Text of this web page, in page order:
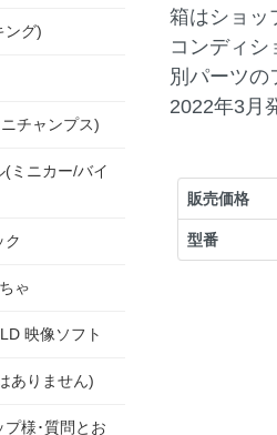
箱はショッ
コンディシ
別パーツの
2022年3月
販売価格
型番
ング)
チャンプス)
(ミニカー/バイ
ク
ゃ
映像ソフト
ありません)
プ様･質問とお